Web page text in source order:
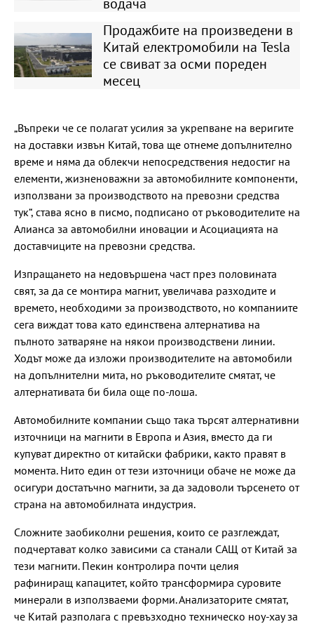
Продажбите на произведени в
Китай електромобили на Tesla
се свиват за осми пореден
месец
„Въпреки че се полагат усилия за укрепване на веригите
на доставки извън Китай, това ще отнеме допълнително
време и няма да облекчи непосредствения недостиг на
елементи, жизненоважни за автомобилните компоненти,
използвани за производството на превозни средства
тук“, става ясно в писмо, подписано от ръководителите на
Алианса за автомобилни иновации и Асоциацията на
доставчиците на превозни средства.
Изпращането на недовършена част през половината
свят, за да се монтира магнит, увеличава разходите и
времето, необходими за производството, но компаниите
сега виждат това като единствена алтернатива на
пълното затваряне на някои производствени линии.
Ходът може да изложи производителите на автомобили
на допълнителни мита, но ръководителите смятат, че
алтернативата би била още по-лоша.
Автомобилните компании също така търсят алтернативни
източници на магнити в Европа и Азия, вместо да ги
купуват директно от китайски фабрики, както правят в
момента. Нито един от тези източници обаче не може да
осигури достатъчно магнити, за да задоволи търсенето от
страна на автомобилната индустрия.
Сложните заобиколни решения, които се разглеждат,
подчертават колко зависими са станали САЩ от Китай за
тези магнити. Пекин контролира почти целия
рафиниращ капацитет, който трансформира суровите
минерали в използваеми форми. Анализаторите смятат,
че Китай разполага с превъзходно техническо ноу-хау за